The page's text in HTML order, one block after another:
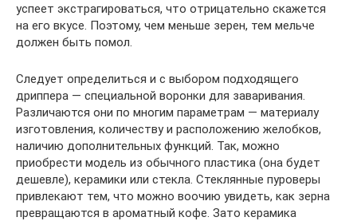
успеет экстрагироваться, что отрицательно скажется
на его вкусе. Поэтому, чем меньше зерен, тем мельче
должен быть помол.
Следует определиться и с выбором подходящего
дриппера — специальной воронки для заваривания.
Различаются они по многим параметрам — материалу
изготовления, количеству и расположению желобков,
наличию дополнительных функций. Так, можно
приобрести модель из обычного пластика (она будет
дешевле), керамики или стекла. Стеклянные пуроверы
привлекают тем, что можно воочию увидеть, как зерна
превращаются в ароматный кофе. Зато керамика